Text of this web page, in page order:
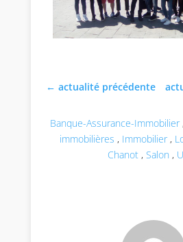
←actualité précédente
Banque-Assurance-Immobilier,
immobilières , Immobilier,
Chanot , Salon ,